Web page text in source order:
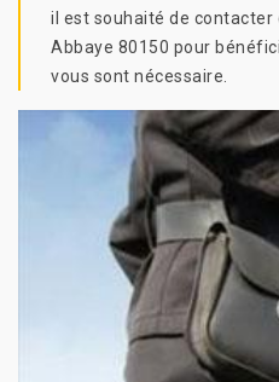
il est souhaité de contacter
Abbaye 80150 pour
vous sont nécessaire.